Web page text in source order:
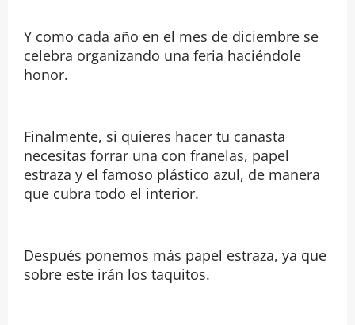
Y como cada año en el mes de diciembre se
celebra organizando una feria haciéndole
honor.
Finalmente, si quieres hacer tu canasta
necesitas forrar una con franelas, papel
estraza y el famoso plástico azul, de manera
que cubra todo el interior.
Después ponemos más papel estraza, ya que
sobre este irán los taquitos.